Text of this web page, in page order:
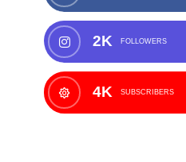
2K FOLLOWERS
4K SUBSCRIBERS